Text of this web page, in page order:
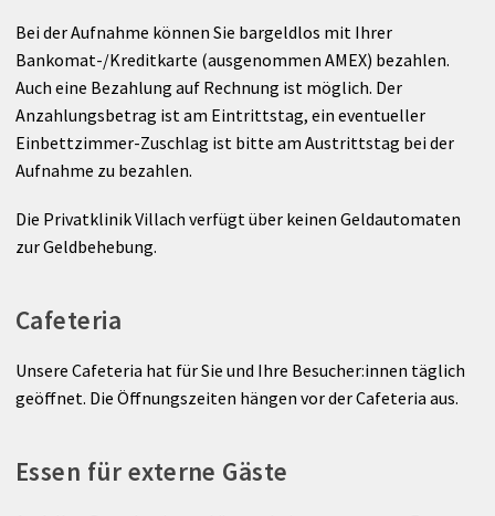
Bei der Aufnahme können Sie bargeldlos mit Ihrer
Bankomat-/Kreditkarte (ausgenommen AMEX) bezahlen.
Auch eine Bezahlung auf Rechnung ist möglich. Der
Anzahlungsbetrag ist am Eintrittstag, ein eventueller
Einbettzimmer-Zuschlag ist bitte am Austrittstag bei der
Aufnahme zu bezahlen.
Die Privatklinik Villach verfügt über keinen Geldautomaten
zur Geldbehebung.
Cafeteria
Unsere Cafeteria hat für Sie und Ihre Besucher:innen täglich
geöffnet. Die Öffnungszeiten hängen vor der Cafeteria aus.
Essen für externe Gäste